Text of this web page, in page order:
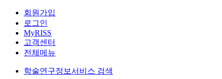
회원가입
로그인
MyRISS
고객센터
전체메뉴
학술연구정보서비스 검색